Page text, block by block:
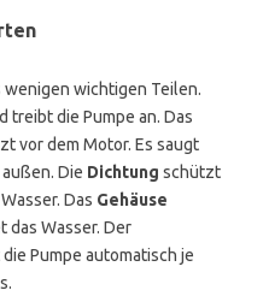
wichtigen Teilen.
treibt die Pumpe an. Das
vor dem Motor. Es saugt
Die Dichtung schützt
Das Gehäuse
Wasser. Der
Pumpe automatisch je